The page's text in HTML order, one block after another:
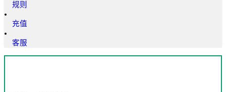
规则
充值
客服